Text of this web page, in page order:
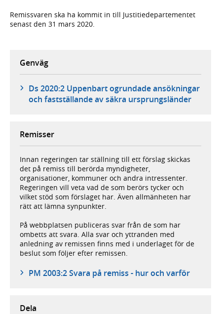
Remissvaren ska ha kommit in till Justitiedepartementet
senast den 31 mars 2020.
Genväg
Ds 2020:2 Uppenbart ogrundade ansökningar
och fastställande av säkra ursprungsländer
Remisser
Innan regeringen tar ställning till ett förslag skickas
det på remiss till berörda myndigheter,
organisationer, kommuner och andra intressenter.
Regeringen vill veta vad de som berörs tycker och
vilket stöd som förslaget har. Även allmänheten har
rätt att lämna synpunkter.
På webbplatsen publiceras svar från de som har
ombetts att svara. Alla svar och yttranden med
anledning av remissen finns med i underlaget för de
beslut som följer efter remissen.
PM 2003:2 Svara på remiss - hur och varför
Dela